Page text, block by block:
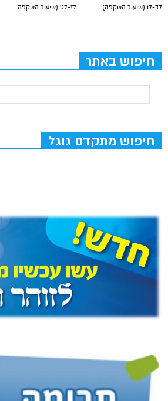
לז-לט (שיעור השקפה
לד-לו (שיעור השקפה)
חיפוש באתר
חיפוש מתקדם גוגל